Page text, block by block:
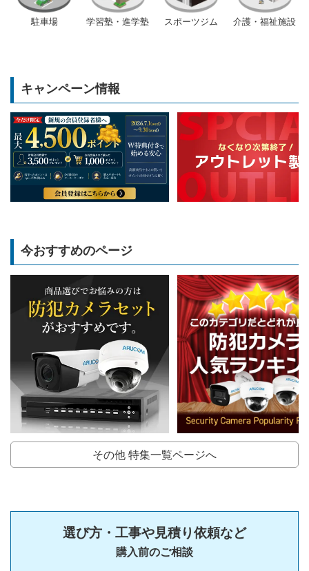
駐車場 学習塾・進学塾 スポーツジム 介護・福祉施設
キャンペーン情報
今おすすめのページ
その他 特集一覧ページへ
選び方・工事や見積り依頼など
購入前のご相談